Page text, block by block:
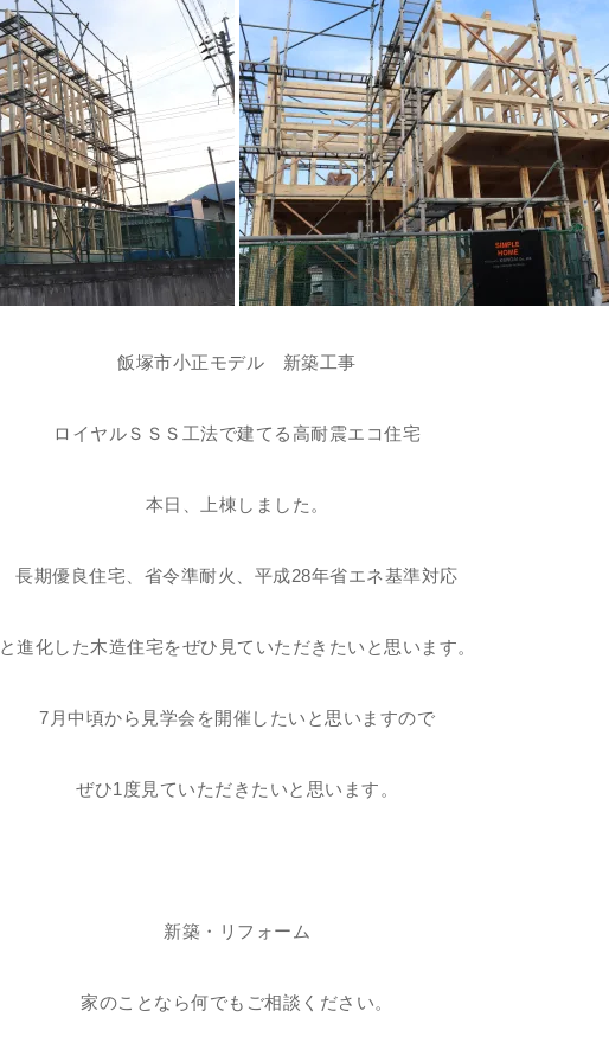
飯塚市小正モデル 新築工事
ロイヤルＳＳＳ工法で建てる高耐震エコ住宅
本日、上棟しました。
長期優良住宅、省令準耐火、平成28年省エネ基準対応
と進化した木造住宅をぜひ見ていただきたいと思います。
7月中頃から見学会を開催したいと思いますので
ぜひ1度見ていただきたいと思います。
新築・リフォーム
家のことなら何でもご相談ください。